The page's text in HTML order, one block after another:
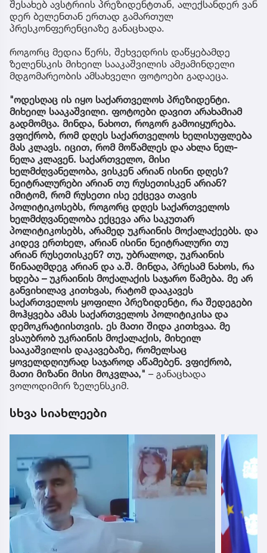
შესახებ ავსტრიის პრეზიდენტთან, ალექსანდერ ვან
დერ ბელენთან ერთად გამართულ
პრესკონფერენციაზე განაცხადა.
როგორც მედია წერს, შეხვედრის დაწყებამდე
ზელენსკის მიხეილ სააკაშვილის ამჟამინდელი
მდგომარეობის ამსახველი ფოტოები გადაეცა.
"ოდესღაც ის იყო საქართველოს პრეზიდენტი.
მიხეილ სააკაშვილი. ფოტოები დავით არახამიამ
გადმომცა. მინდა, ნახოთ, როგორ გამოიყურება.
ვფიქრობ, რომ დღეს საქართველოს ხელისუფლება
მას კლავს. იცით, რომ მოწამლეს და ახლა ნელ-
ნელა კლავენ. საქართველო, მისი
ხელმძღვანელობა, ვისკენ არიან ისინი დღეს?
ნეიტრალურები არიან თუ რუსეთისკენ არიან?
იმიტომ, რომ რუსეთი ისე ექცევა თავის
პოლიტიკოსებს, როგორც დღეს საქართველოს
ხელმძღვანელობა ექცევა არა საკუთარ
პოლიტიკოსებს, არამედ უკრაინის მოქალაქეებს. და
კიდევ ერთხელ, არიან ისინი ნეიტრალური თუ
არიან რუსეთისკენ? თუ, უბრალოდ, უკრაინის
წინააღმდეგ არიან და ა.შ. მინდა, პრესამ ნახოს, რა
ხდება – უკრაინის მოქალაქის საჯარო წამება. მე არ
განვიხილავ კითხვას, რატომ დააკავეს
საქართველოს ყოფილი პრეზიდენტი, რა შედეგები
მოჰყვება ამას საქართველოს პოლიტიკისა და
დემოკრატიისთვის. ეს მათი შიდა კითხვაა. მე
ვსაუბრობ უკრაინის მოქალაქის, მიხეილ
სააკაშვილის დაკავებაზე, რომელსაც
ყოველდღიურად საჯაროდ აწამებენ. ვფიქრობ,
მათი მიზანი მისი მოკვლაა," – განაცხადა
ვოლოდიმირ ზელენსკიმ.
სხვა სიახლეები